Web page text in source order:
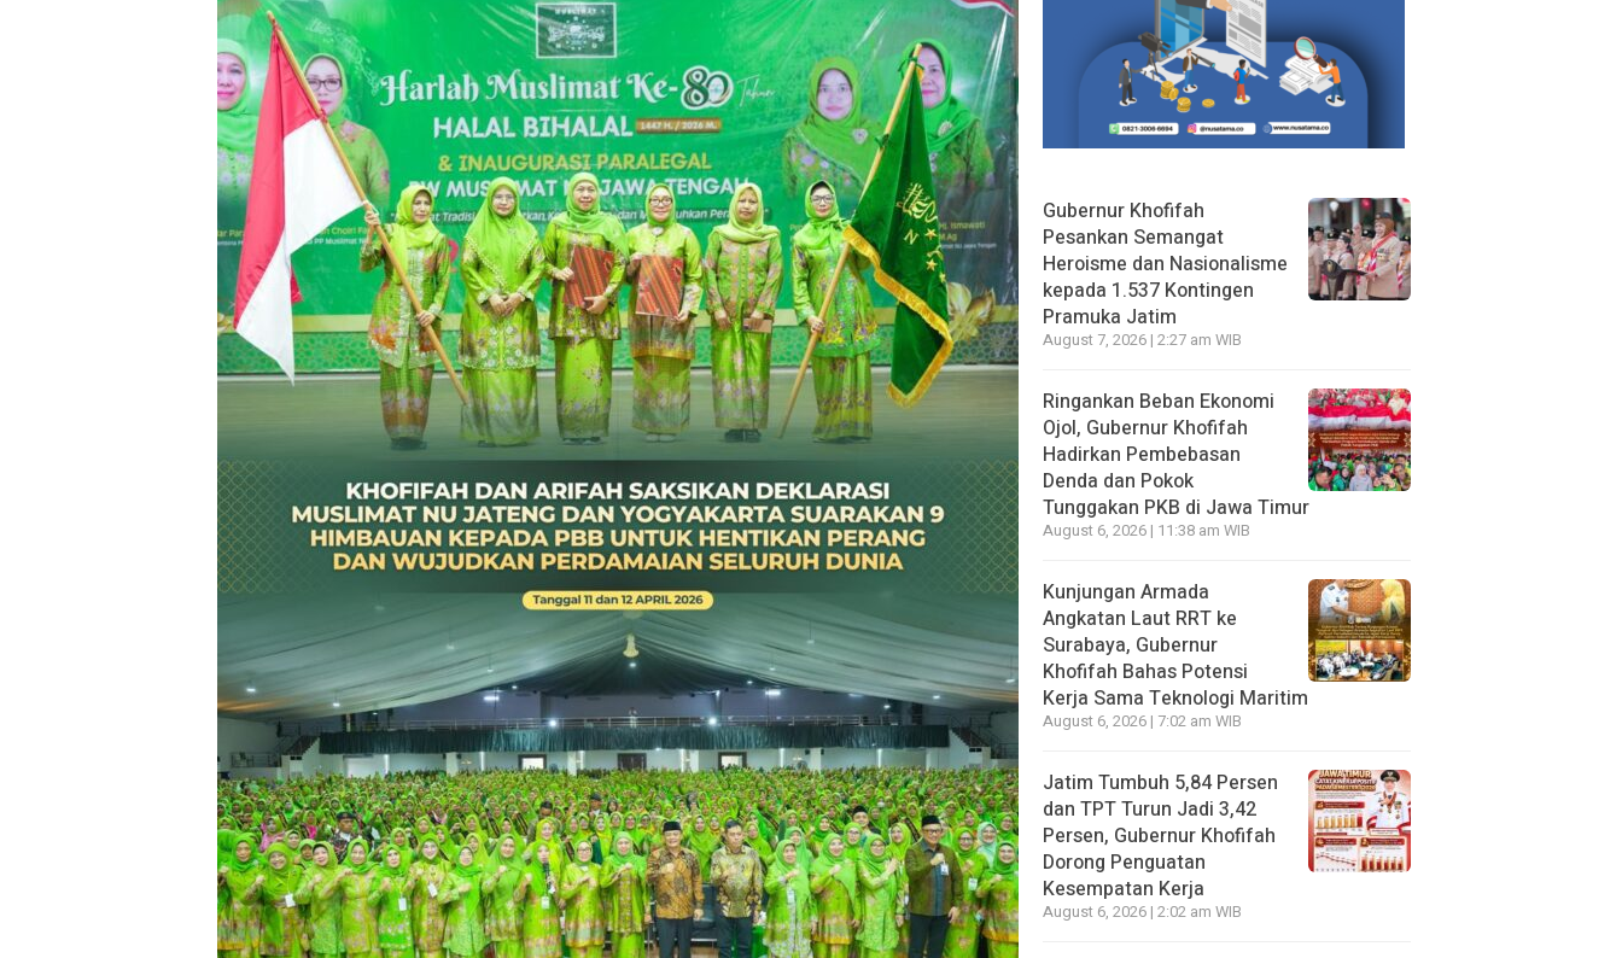
Gubernur Khofifah
Pesankan Semangat
Heroisme dan Nasionalisme
kepada 1.537 Kontingen
Pramuka Jatim
August 7, 2026 | 2:27 am WIB
Ringankan Beban Ekonomi
Ojol, Gubernur Khofifah
Hadirkan Pembebasan
Denda dan Pokok
Tunggakan PKB di Jawa Timur
August 6, 2026 | 11:38 am WIB
Kunjungan Armada
Angkatan Laut RRT ke
Surabaya, Gubernur
Khofifah Bahas Potensi
Kerja Sama Teknologi Maritim
August 6, 2026 | 7:02 am WIB
Jatim Tumbuh 5,84 Persen
dan TPT Turun Jadi 3,42
Persen, Gubernur Khofifah
Dorong Penguatan
Kesempatan Kerja
August 6, 2026 | 2:02 am WIB